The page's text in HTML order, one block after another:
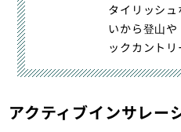
タイリッシ
いから登山
ックカント
ンで活用す
登山での使用
比較紹介｜登
アクティブインサレー